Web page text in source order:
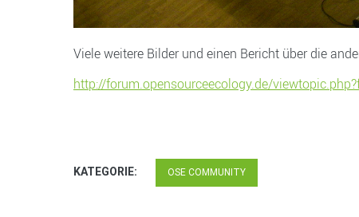
Viele weitere Bilder und einen Bericht über die
http://forum.opensourceecology.de/
KATEGORIE: OSE COMMUNITY